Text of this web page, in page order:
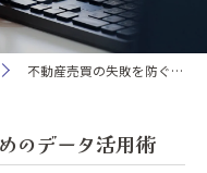
不動産売買の失敗を防ぐためのデータ活用術
のデータ活用術